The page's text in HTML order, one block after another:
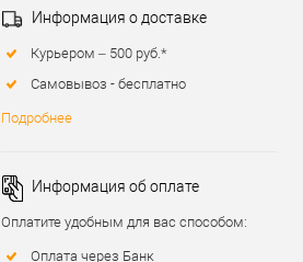
Информация о доставке
Курьером – 500 руб.*
Самовывоз - бесплатно
Подробнее
Информация об оплате
Оплатите удобным для вас способом:
Оплата через Банк